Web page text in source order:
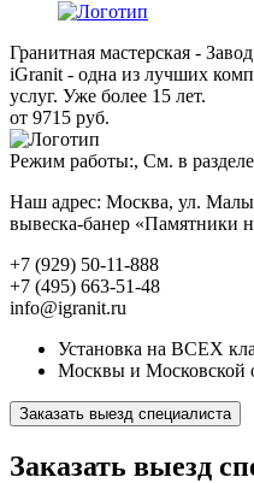
Гранитная мастерская -
iGranit - одна из лучших
услуг. Уже более 15 лет.
от 9715 руб.
Режим работы:, См. в
Наш адрес: Москва, ул.
вывеска-банер «Памятники
+7 (929) 50-11-888
+7 (495) 663-51-48
info@igranit.ru
Установка на ВСЕХ
Москвы и Московской
Заказать выезд специалиста
Заказать выезд